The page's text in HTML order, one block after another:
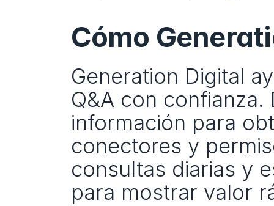
Cómo
Generation Digital
Q&A con
información para
conectores y
consultas diarias y
para mostrar valor